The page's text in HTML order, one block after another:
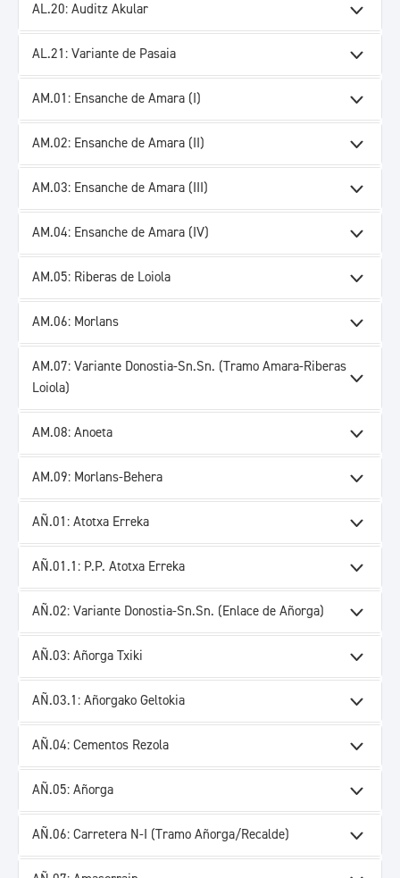
AL.20: Auditz Akular
AL.21: Variante de Pasaia
AM.01: Ensanche de Amara (I)
AM.02: Ensanche de Amara (II)
AM.03: Ensanche de Amara (III)
AM.04: Ensanche de Amara (IV)
AM.05: Riberas de Loiola
AM.06: Morlans
AM.07: Variante Donostia-Sn.Sn. (Tramo Amara-Riberas
Loiola)
AM.08: Anoeta
AM.09: Morlans-Behera
AÑ.01: Atotxa Erreka
AÑ.01.1: P.P. Atotxa Erreka
AÑ.02: Variante Donostia-Sn.Sn. (Enlace de Añorga)
AÑ.03: Añorga Txiki
AÑ.03.1: Añorgako Geltokia
AÑ.04: Cementos Rezola
AÑ.05: Añorga
AÑ.06: Carretera N-I (Tramo Añorga/Recalde)